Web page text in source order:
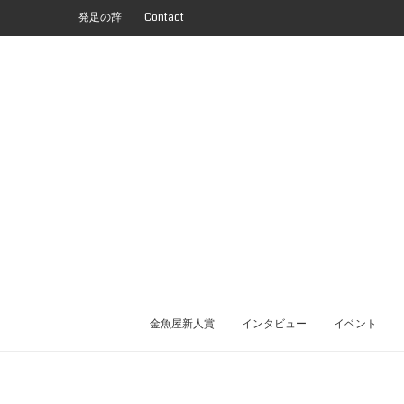
発足の辞 Contact
金魚屋新人賞 インタビュー イベント